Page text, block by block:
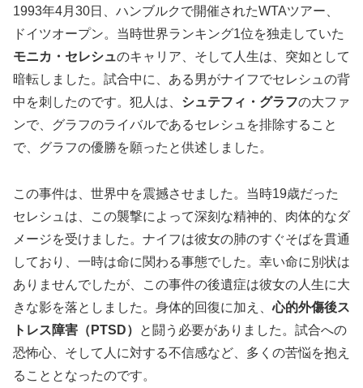
1993年4月30日、ハンブルクで開催されたWTAツアー、
ドイツオープン。当時世界ランキング1位を独走していた
モニカ・セレシュのキャリア、そして人生は、突如として
暗転しました。試合中に、ある男がナイフでセレシュの背
中を刺したのです。犯人は、 シュテフィ・グラフの大ファ
ンで、グラフのライバルであるセレシュを排除すること
で、グラフの優勝を願ったと供述しました。
この事件は、世界中を震撼させました。当時19歳だった
セレシュは、この襲撃によって深刻な精神的、肉体的なダ
メージを受けました。ナイフは彼女の肺のすぐそばを貫通
しており、一時は命に関わる事態でした。幸い命に別状は
ありませんでしたが、この事件の後遺症は彼女の人生に大
きな影を落としました。身体的回復に加え、心的外傷後ス
トレス障害（PTSD）
と闘う必要がありました。試合への
恐怖心、そして人に対する不信感など、多くの苦悩を抱え
ることとなったのです。